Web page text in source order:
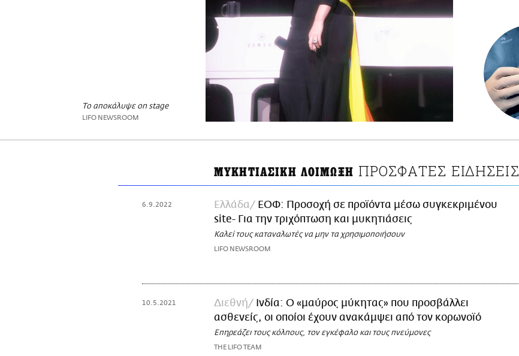
Το αποκάλυψε on stage
LIFO NEWSROOM
ΜΥΚΗΤΙΑΣΙΚΗ ΛΟΙΜΩΞΗ ΠΡΟΣΦΑΤΕΣ ΕΙΔΗΣΕΙΣ
6.9.2022 Ελλάδα
ΕΟΦ: Προσοχή σε προϊόντα μέσω συγκεκριμένου
site- Για την τριχόπτωση και μυκητιάσεις
Καλεί τους καταναλωτές να μην τα χρησιμοποιήσουν
LIFO NEWSROOM
10.5.2021 Διεθνή
Ινδία: Ο «μαύρος μύκητας» που προσβάλλει
ασθενείς, οι οποίοι έχουν ανακάμψει από τον κορωνοϊό
Επηρεάζει τους κόλπους, τον εγκέφαλο και τους πνεύμονες
THE LIFO TEAM